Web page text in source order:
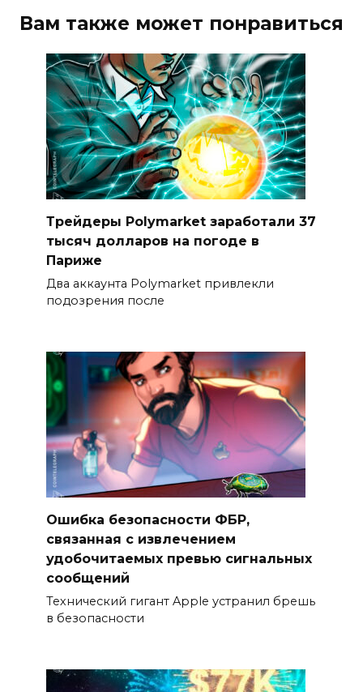
Вам также может понравиться
Трейдеры Polymarket заработали 37
тысяч долларов на погоде в
Париже
Два аккаунта Polymarket привлекли
подозрения после
Ошибка безопасности ФБР,
связанная с извлечением
удобочитаемых превью сигнальных
сообщений
Технический гигант Apple устранил брешь
в безопасности